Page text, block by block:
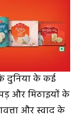
दुनिया के कई
और मिठाइयों के
और स्वाद के